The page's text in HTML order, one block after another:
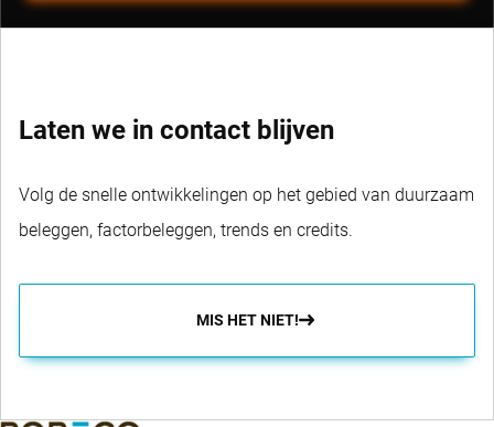
Laten we in contact blijven
Volg de snelle ontwikkelingen op het gebied van duurzaam
beleggen, factorbeleggen, trends en credits.
MIS HET NIET!